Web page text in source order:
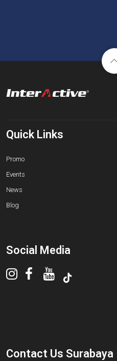
Quick Links
Promo
Events
News
Blog
Social Media
Contact Us Surabaya